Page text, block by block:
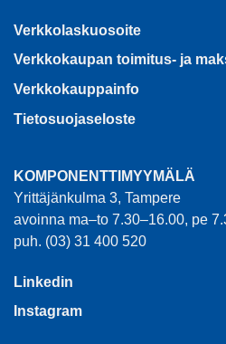
Verkkolaskuosoite
Verkkokaupan toimitus- ja
Verkkokauppainfo
Tietosuojaseloste
KOMPONENTTIMYYMÄLÄ
Yrittäjänkulma 3, Tampere
avoinna ma–to 7.30–16.00, pe
puh. (03) 31 400 520
Linkedin
Instagram